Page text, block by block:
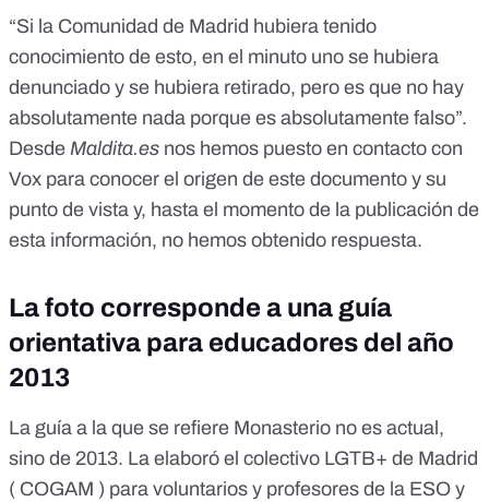
“Si la Comunidad de Madrid hubiera tenido
conocimiento de esto, en el minuto uno se hubiera
denunciado y se hubiera retirado, pero es que no hay
absolutamente nada porque es absolutamente falso”.
Desde Maldita.es nos hemos puesto en contacto con
Vox para conocer el origen de este documento y su
punto de vista y, hasta el momento de la publicación de
esta información, no hemos obtenido respuesta.
La foto corresponde a una guía
orientativa para educadores del año
2013
La guía a la que se refiere Monasterio no es actual,
sino de 2013. La elaboró el colectivo LGTB+ de Madrid
( COGAM ) para voluntarios y profesores de la ESO y